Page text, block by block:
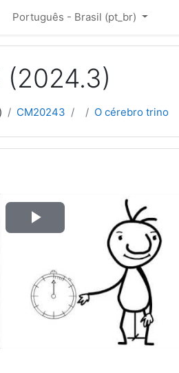
Português - Brasil ‎(pt_br)‎
(2024.3)
CM20243 O cérebro trino
Tocar
Vídeo